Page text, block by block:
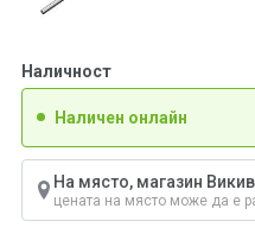
Наличност
Наличен онлайн
На място, магазин
цената на място може да е